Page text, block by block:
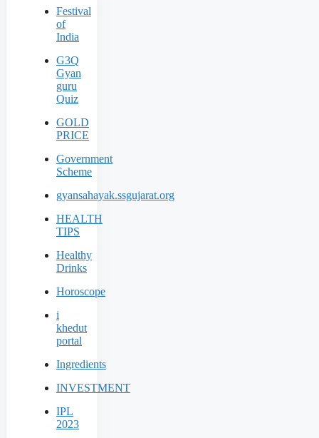
Festival
of
India
G3Q
Gyan
guru
Quiz
GOLD
PRICE
Government
Scheme
gyansahayak.ssgujarat.org
HEALTH
TIPS
Healthy
Drinks
Horoscope
i
khedut
portal
Ingredients
INVESTMENT
IPL
2023